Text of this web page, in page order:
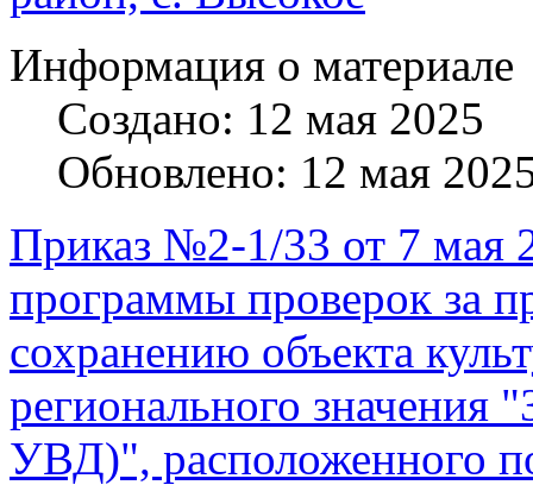
Информация о материале
Создано: 12 мая 2025
Обновлено: 12 мая
Приказ №2-1/33 от 7 мая
программы проверок за
сохранению объекта
регионального значения
УВД)", расположенного